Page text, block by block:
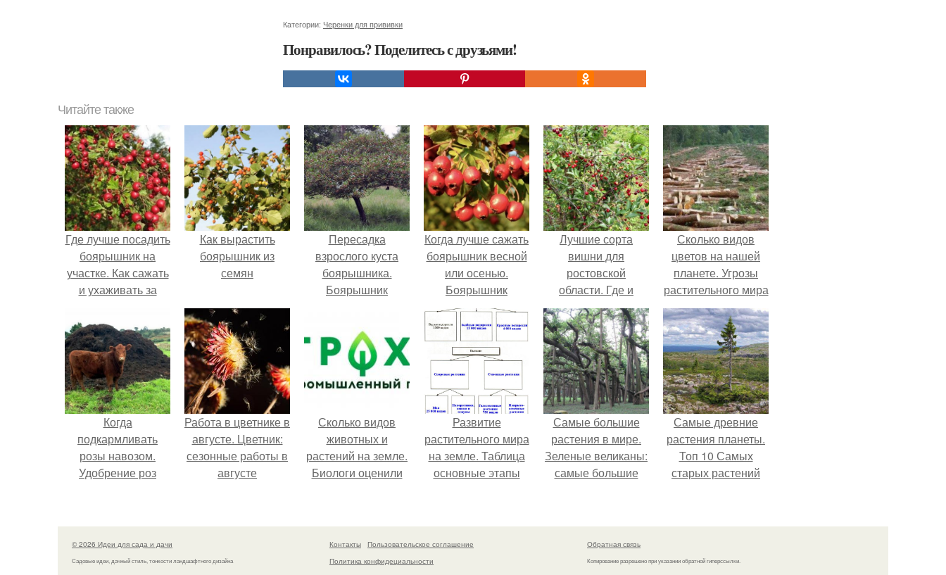
Категории: Черенки для прививки
Понравилось? Поделитесь с друзьями!
Читайте также
Где лучше посадить
боярышник на
участке. Как сажать
и ухаживать за
Как вырастить
боярышник из
семян
Пересадка
взрослого куста
боярышника.
Боярышник
Когда лучше сажать
боярышник весной
или осенью.
Боярышник
садовый
крупноплодный —
описание растения
Лучшие сорта
вишни для
ростовской
области. Где и
какие самоплодные
сорта вишни лучше
выращивать
Сколько видов
цветов на нашей
планете. Угрозы
растительного мира
Когда
подкармливать
розы навозом.
Удобрение роз
Работа в цветнике в
августе. Цветник:
сезонные работы в
августе
Сколько видов
животных и
растений на земле.
Биологи оценили
Развитие
растительного мира
на земле. Таблица
основные этапы
Самые большие
растения в мире.
Зеленые великаны:
самые большие
Самые древние
растения планеты.
Топ 10 Самых
старых растений
© 2026 Идеи для сада и дачи
Садовые идеи, дачный стиль, тонкости ландшафтного дизайна
Контакты
Пользовательское соглашение
Политика конфидециальности
Обратная связь
Копирование разрешено при указании обратной гиперссылки.